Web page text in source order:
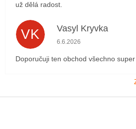
už dělá radost.
VK Vasyl Kryvka
Hodnocení obchodu je 5
6.6.2026
Doporučuji ten obchod všechno super